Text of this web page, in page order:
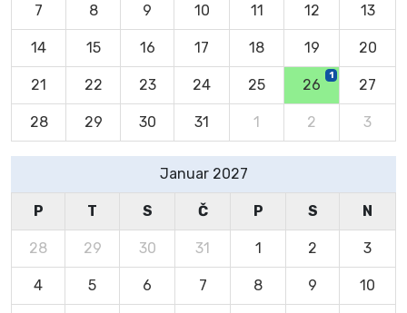
7 8 9 10 11 12 13
14 15 16 17 18 19 20
21 22 23 24 25 26
1
27
28 29 30 31 1 2 3
Januar 2027
P T S Č P S N
28 29 30 31 1 2 3
4 5 6 7 8 9 10